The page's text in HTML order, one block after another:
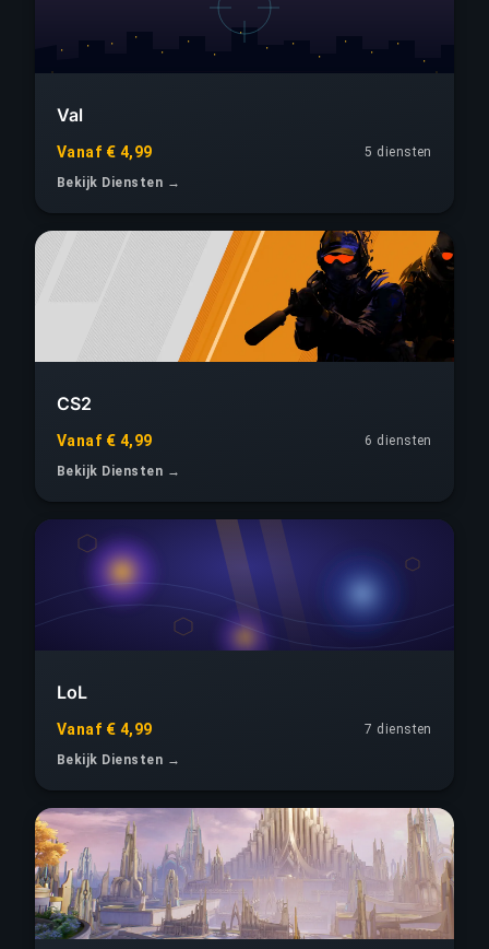
Val
Vanaf € 4,99
5 diensten
Bekijk Diensten →
CS2
Vanaf € 4,99
6 diensten
Bekijk Diensten →
LoL
Vanaf € 4,99
7 diensten
Bekijk Diensten →